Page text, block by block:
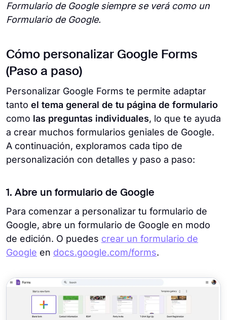
Formulario de Google siempre se verá como un
Formulario de Google.
Cómo personalizar Google Forms
(Paso a paso)
Personalizar Google Forms te permite adaptar
tanto el tema general de tu página de formulario
como las preguntas individuales, lo que te ayuda
a crear muchos formularios geniales de Google.
A continuación, exploramos cada tipo de
personalización con detalles y paso a paso:
1. Abre un formulario de Google
Para comenzar a personalizar tu formulario de
Google, abre un formulario de Google en modo
de edición. O puedes crear un formulario de
Google en docs.google.com/forms.